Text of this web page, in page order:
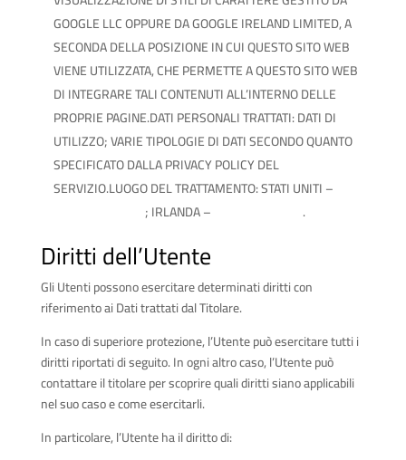
GOOGLE LLC OPPURE DA GOOGLE IRELAND LIMITED, A
SECONDA DELLA POSIZIONE IN CUI QUESTO SITO WEB
VIENE UTILIZZATA, CHE PERMETTE A QUESTO SITO WEB
DI INTEGRARE TALI CONTENUTI ALL’INTERNO DELLE
PROPRIE PAGINE.DATI PERSONALI TRATTATI: DATI DI
UTILIZZO; VARIE TIPOLOGIE DI DATI SECONDO QUANTO
SPECIFICATO DALLA PRIVACY POLICY DEL
SERVIZIO.LUOGO DEL TRATTAMENTO: STATI UNITI –
; IRLANDA – .
Diritti dell’Utente
Gli Utenti possono esercitare determinati diritti con
riferimento ai Dati trattati dal Titolare.
In caso di superiore protezione, l’Utente può esercitare tutti i
diritti riportati di seguito. In ogni altro caso, l’Utente può
contattare il titolare per scoprire quali diritti siano applicabili
nel suo caso e come esercitarli.
In particolare, l’Utente ha il diritto di: